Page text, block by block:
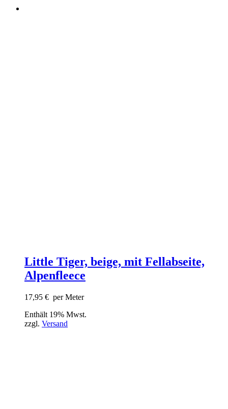
Little Tiger, beige, mit Fellabseite,
Alpenfleece
17,95 € per Meter
Enthält 19% Mwst.
zzgl. Versand